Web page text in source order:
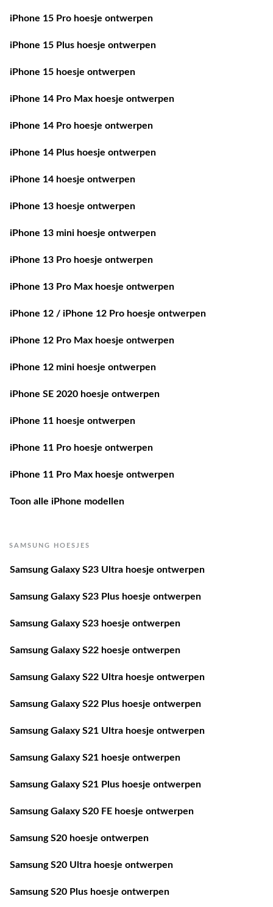
iPhone 15 Pro hoesje ontwerpen
iPhone 15 Plus hoesje ontwerpen
iPhone 15 hoesje ontwerpen
iPhone 14 Pro Max hoesje ontwerpen
iPhone 14 Pro hoesje ontwerpen
iPhone 14 Plus hoesje ontwerpen
iPhone 14 hoesje ontwerpen
iPhone 13 hoesje ontwerpen
iPhone 13 mini hoesje ontwerpen
iPhone 13 Pro hoesje ontwerpen
iPhone 13 Pro Max hoesje ontwerpen
iPhone 12 / iPhone 12 Pro hoesje ontwerpen
iPhone 12 Pro Max hoesje ontwerpen
iPhone 12 mini hoesje ontwerpen
iPhone SE 2020 hoesje ontwerpen
iPhone 11 hoesje ontwerpen
iPhone 11 Pro hoesje ontwerpen
iPhone 11 Pro Max hoesje ontwerpen
Toon alle iPhone modellen
SAMSUNG HOESJES
Samsung Galaxy S23 Ultra hoesje ontwerpen
Samsung Galaxy S23 Plus hoesje ontwerpen
Samsung Galaxy S23 hoesje ontwerpen
Samsung Galaxy S22 hoesje ontwerpen
Samsung Galaxy S22 Ultra hoesje ontwerpen
Samsung Galaxy S22 Plus hoesje ontwerpen
Samsung Galaxy S21 Ultra hoesje ontwerpen
Samsung Galaxy S21 hoesje ontwerpen
Samsung Galaxy S21 Plus hoesje ontwerpen
Samsung Galaxy S20 FE hoesje ontwerpen
Samsung S20 hoesje ontwerpen
Samsung S20 Ultra hoesje ontwerpen
Samsung S20 Plus hoesje ontwerpen